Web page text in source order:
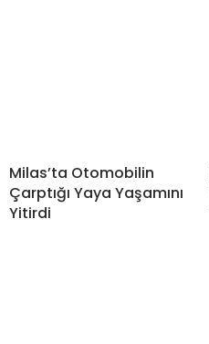
Milas’ta Otomobilin
Çarptığı Yaya Yaşamını
Yitirdi